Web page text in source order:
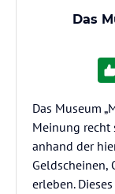
Das
Das Museum
Meinung recht
anhand der
Geldscheinen,
erleben.